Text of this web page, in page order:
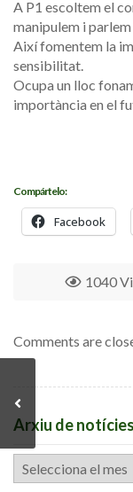
A P1 escoltem el
manipulem i
Així fomentem la
sensibilitat.
Ocupa un lloc
importància en el
Compártelo:
Facebook
1040
Comments are
Arxiu de notícies
Arxiu
de